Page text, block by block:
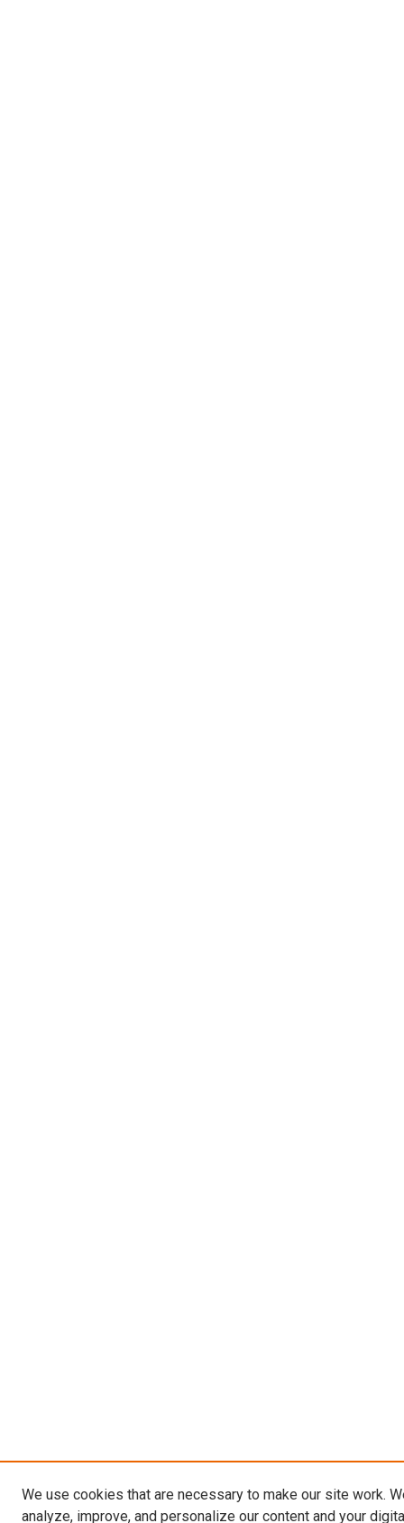
We use cookies that are necessary to make our site work.
analyze, improve, and personalize our content and your